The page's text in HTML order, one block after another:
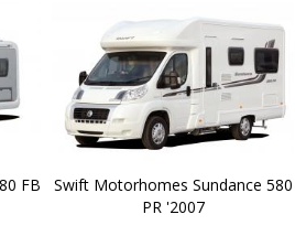
FB
Swift Motorhomes Sundance 580
PR '2007